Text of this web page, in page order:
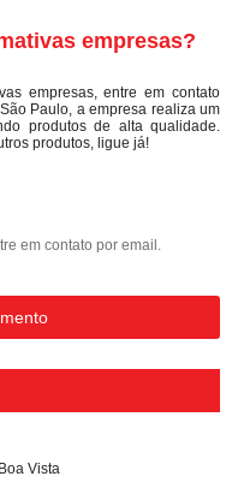
empresas?
empresas, entre em contato
Paulo, a empresa realiza um
produtos de alta qualidade.
produtos, ligue já!
em contato por email.
Vista